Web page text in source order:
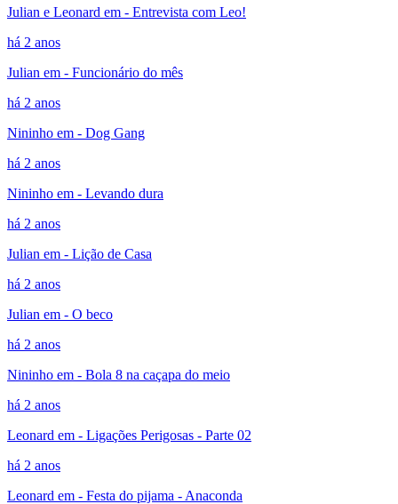
Julian e Leonard em - Entrevista com Leo!
há 2 anos
Julian em - Funcionário do mês
há 2 anos
Nininho em - Dog Gang
há 2 anos
Nininho em - Levando dura
há 2 anos
Julian em - Lição de Casa
há 2 anos
Julian em - O beco
há 2 anos
Nininho em - Bola 8 na caçapa do meio
há 2 anos
Leonard em - Ligações Perigosas - Parte 02
há 2 anos
Leonard em - Festa do pijama - Anaconda